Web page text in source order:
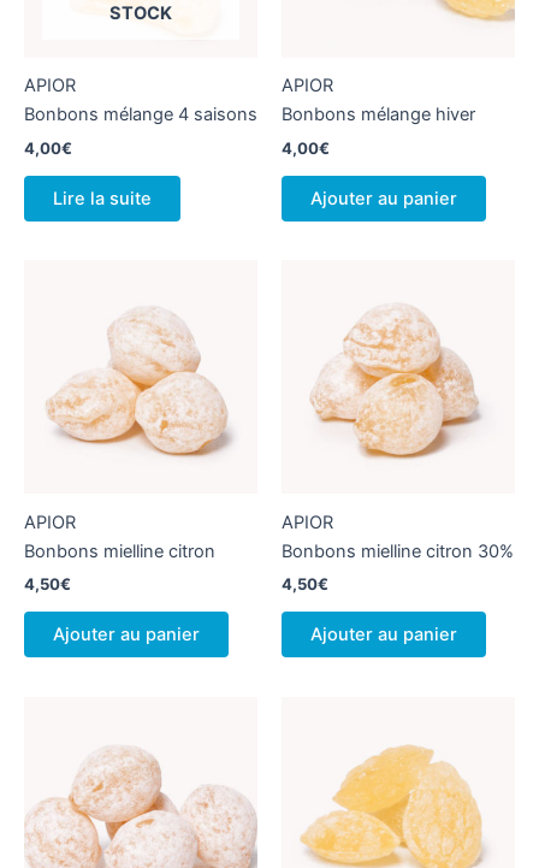
STOCK
APIOR
Bonbons mélange 4 saisons
4,00€
Lire la suite
APIOR
Bonbons mélange hiver
4,00€
Ajouter au panier
APIOR
Bonbons mielline citron
4,50€
Ajouter au panier
APIOR
Bonbons mielline citron 30%
4,50€
Ajouter au panier